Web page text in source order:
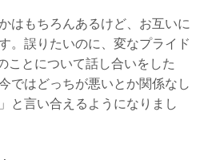
はもちろんあるけど、お互いに
。誤りたいのに、変なプライド
ことについて話し合いをした
ではどっちが悪いとか関係なし
と言い合えるようになりまし